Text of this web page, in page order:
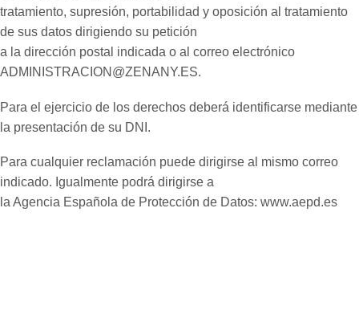
tratamiento, supresión, portabilidad y oposición al tratamiento
de sus datos dirigiendo su petición
a la dirección postal indicada o al correo electrónico
ADMINISTRACION@ZENANY.ES.
Para el ejercicio de los derechos deberá identificarse mediante
la presentación de su DNI.
Para cualquier reclamación puede dirigirse al mismo correo
indicado. Igualmente podrá dirigirse a
la Agencia Española de Protección de Datos: www.aepd.es